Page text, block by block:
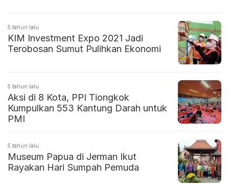
5 tahun lalu
KIM Investment Expo 2021 Jadi
Terobosan Sumut Pulihkan Ekonomi
5 tahun lalu
Aksi di 8 Kota, PPI Tiongkok
Kumpulkan 553 Kantung Darah untuk
PMI
5 tahun lalu
Museum Papua di Jerman Ikut
Rayakan Hari Sumpah Pemuda